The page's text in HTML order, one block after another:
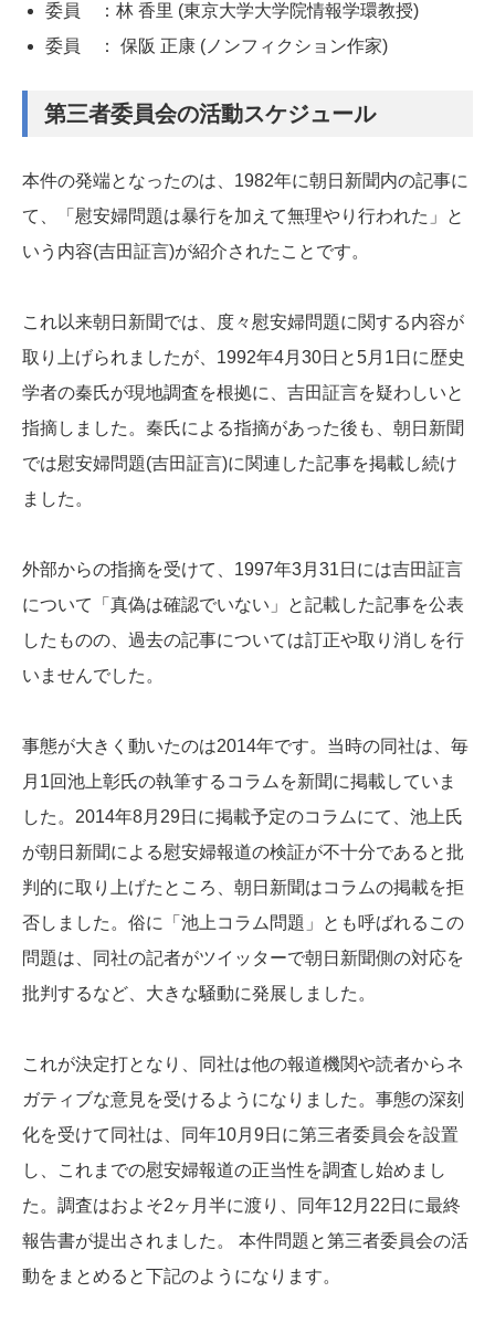
委員 ：林 香里 (東京大学大学院情報学環教授)
委員 ： 保阪 正康 (ノンフィクション作家)
第三者委員会の活動スケジュール
本件の発端となったのは、1982年に朝日新聞内の記事に
て、「慰安婦問題は暴行を加えて無理やり行われた」と
いう内容(吉田証言)が紹介されたことです。
これ以来朝日新聞では、度々慰安婦問題に関する内容が
取り上げられましたが、1992年4月30日と5月1日に歴史
学者の秦氏が現地調査を根拠に、吉田証言を疑わしいと
指摘しました。秦氏による指摘があった後も、朝日新聞
では慰安婦問題(吉田証言)に関連した記事を掲載し続け
ました。
外部からの指摘を受けて、1997年3月31日には吉田証言
について「真偽は確認でいない」と記載した記事を公表
したものの、過去の記事については訂正や取り消しを行
いませんでした。
事態が大きく動いたのは2014年です。当時の同社は、毎
月1回池上彰氏の執筆するコラムを新聞に掲載していま
した。2014年8月29日に掲載予定のコラムにて、池上氏
が朝日新聞による慰安婦報道の検証が不十分であると批
判的に取り上げたところ、朝日新聞はコラムの掲載を拒
否しました。俗に「池上コラム問題」とも呼ばれるこの
問題は、同社の記者がツイッターで朝日新聞側の対応を
批判するなど、大きな騒動に発展しました。
これが決定打となり、同社は他の報道機関や読者からネ
ガティブな意見を受けるようになりました。事態の深刻
化を受けて同社は、同年10月9日に第三者委員会を設置
し、これまでの慰安婦報道の正当性を調査し始めまし
た。調査はおよそ2ヶ月半に渡り、同年12月22日に最終
報告書が提出されました。 本件問題と第三者委員会の活
動をまとめると下記のようになります。